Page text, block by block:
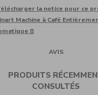
la notice pour ce
Machine à Café
[]
AVIS
PRODUITS
CONSULTÉS